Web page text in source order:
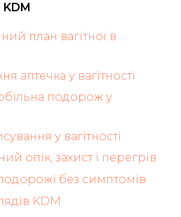
KDM
план вагітної в
аптечка у вагітності
подорож у
у вагітності
опік, захист і перегрів
без симптомів
KDM